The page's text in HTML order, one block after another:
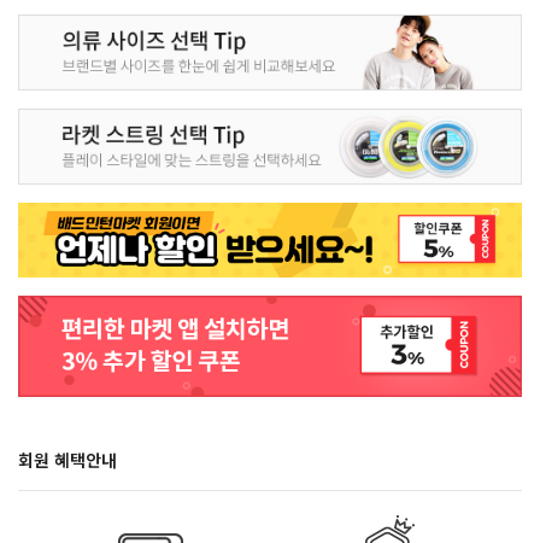
회원 혜택안내